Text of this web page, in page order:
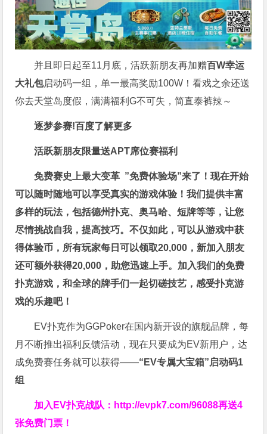
并且即日起至11月底，活跃新朋友再加赠百W幸运
大礼包启动码一组，单一最高奖励100W！看戏之余还送
你去天堂岛度假，满满福利G不可失，简直泰裤辣～
逐梦参赛!百度了解更多
活跃新朋友限量送APT席位赛福利
免费赛史上最大变革 ”免费体验场”来了！现在开始
可以随时随地可以享受真实的游戏体验！我们提供丰富
多样的玩法，包括德州扑克、奥马哈、短牌等等，让您
尽情挑战自我，提高技巧。不仅如此，可以从游戏中获
得体验币，所有玩家每日可以领取20,000，新加入朋友
还可额外获得20,000，助您迅速上手。 加入我们的免费
扑克游戏，和全球的牌手们一起切磋技艺，感受扑克游
戏的乐趣吧！
EV扑克作为GGPoker在国内新开设的旗舰品牌，每
月不断推出福利反馈活动，现在只要成为EV新用户，达
成免费赛任务就可以获得——“EV专属大宝箱”启动码1
组
加入EV扑克战队： http://evpk7.com/96088再送4
张免费门票！